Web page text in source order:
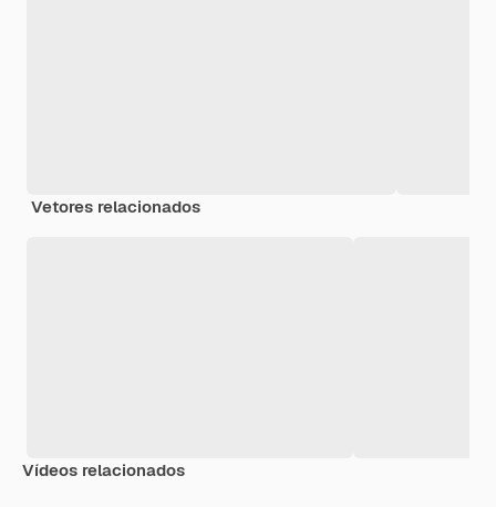
Vetores relacionados
Vídeos relacionados